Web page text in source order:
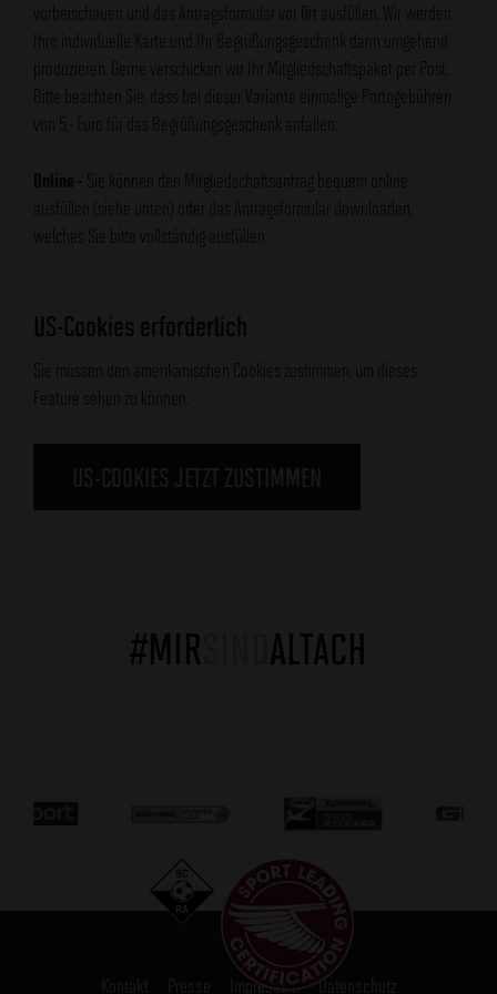
vorbeischauen und das Antragsformular vor Ort ausfüllen. Wir werden
Ihre individuelle Karte und Ihr Begrüßungsgeschenk dann umgehend
produzieren. Gerne verschicken wir Ihr Mitgliedschaftspaket per Post.
Bitte beachten Sie, dass bei dieser Variante einmalige Portogebühren
von 5,- Euro für das Begrüßungsgeschenk anfallen.
Online - Sie können den Mitgliedschaftsantrag bequem online
ausfüllen (siehe unten) oder das Antragsformular downloaden,
welches Sie bitte vollständig ausfüllen.
US-Cookies erforderlich
Sie müssen den amerikanischen Cookies zustimmen, um dieses
Feature sehen zu können.
#MIR ALTACH
Kontakt Presse Impressum Datenschutz